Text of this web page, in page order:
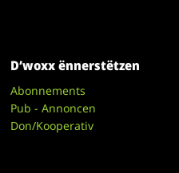
D’woxx ënnerstëtzen
Abonnements
Pub - Annoncen
Don/Kooperativ